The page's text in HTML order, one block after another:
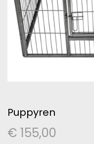
Puppyren
€ 155,00